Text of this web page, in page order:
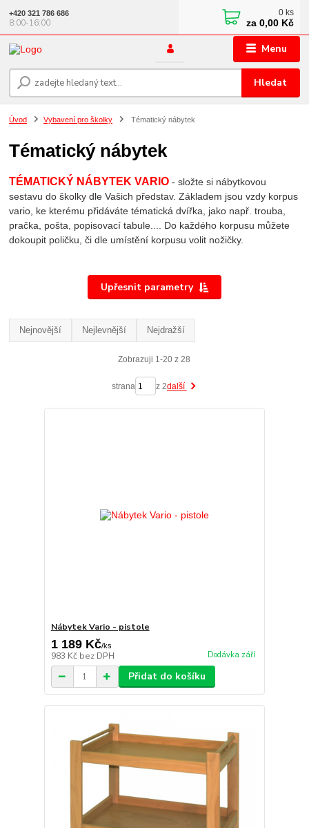
Menu
Hledat
+420 321 786 686
8:00-16:00
0 ks
za 0,00 Kč
Úvod Vybavení pro školky Tématický nábytek
Tématický nábytek
TÉMATICKÝ NÁBYTEK VARIO - složte si nábytkovou
sestavu do školky dle Vašich představ. Základem jsou vzdy korpus
vario, ke kterému přidáváte tématická dvířka, jako např. trouba,
pračka, pošta, popisovací tabule.... Do každého korpusu můžete
dokoupit poličku, či dle umístění korpusu volit nožičky.
Upřesnit parametry
Nejnovější Nejlevnější Nejdražší
Zobrazuji 1-20 z 28
strana z 2další
Nábytek Vario - pistole
1 189 Kč/ks
983 Kč bez DPH Dodávka září
Přidat do košíku